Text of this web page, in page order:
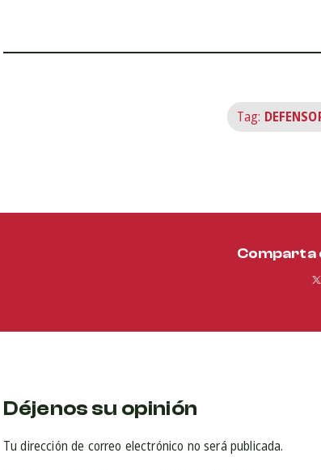
Tag:
Comparta
Déjenos su opinión
Tu dirección de correo electrónico no será publicada.